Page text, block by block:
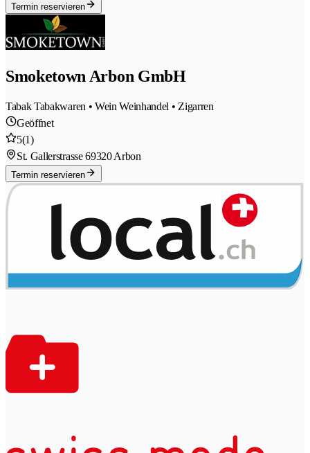
Termin reservieren
Smoketown Arbon GmbH
Tabak Tabakwaren • Wein Weinhandel • Zigarren
Geöffnet
5(1)
St. Gallerstrasse 69320 Arbon
Termin reservieren